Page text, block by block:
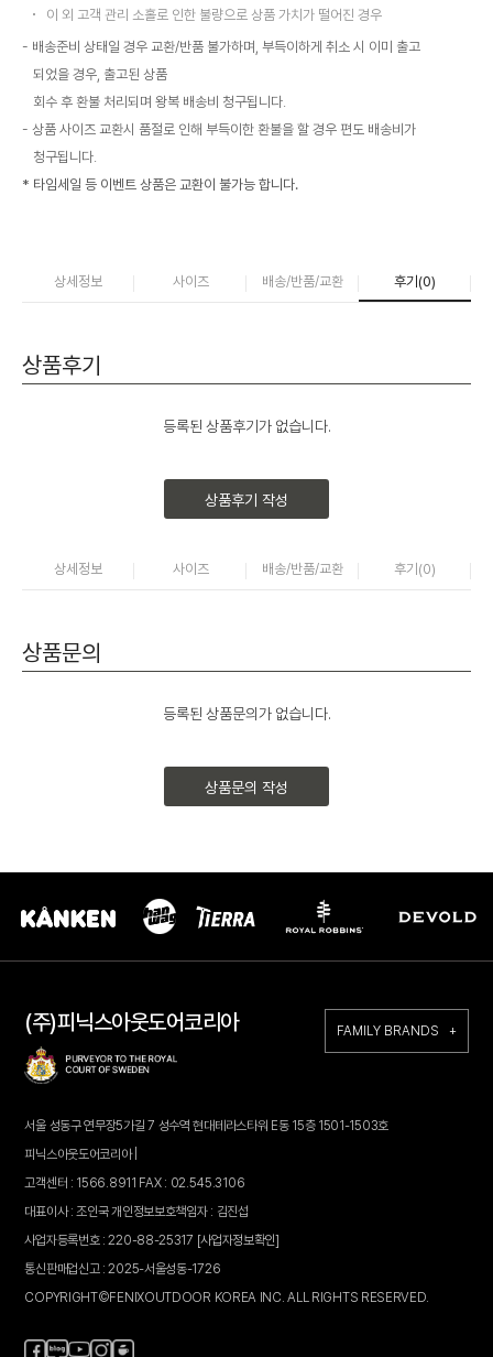
이 외 고객 관리 소홀로 인한 불량으로 상품 가치가 떨어진 경우
배송준비 상태일 경우 교환/반품 불가하며, 부득이하게 취소 시 이미 출고
되었을 경우, 출고된 상품
회수 후 환불 처리되며 왕복 배송비 청구됩니다.
상품 사이즈 교환시 품절로 인해 부득이한 환불을 할 경우 편도 배송비가
청구됩니다.
* 타임세일 등 이벤트 상품은 교환이 불가능 합니다.
상세정보 사이즈 배송/반품/교환 후기(0)
상품후기
등록된 상품후기가 없습니다.
상품후기 작성
상세정보 사이즈 배송/반품/교환 후기(0)
상품문의
등록된 상품문의가 없습니다.
상품문의 작성
(주)피닉스아웃도어코리아 FAMILY BRANDS +
서울 성동구 연무장5가길 7 성수역 현대테라스타워 E동 15층 1501-1503호
피닉스아웃도어코리아 |
고객센터 : 1566.8911 FAX : 02.545.3106
대표이사 : 조인국 개인정보보호책임자 : 김진섭
사업자등록번호 : 220-88-25317 [사업자정보확인]
통신판매업신고 : 2025-서울성동-1726
COPYRIGHT©FENIXOUTDOOR KOREA INC. ALL RIGHTS RESERVED.
페 블 유 인 카